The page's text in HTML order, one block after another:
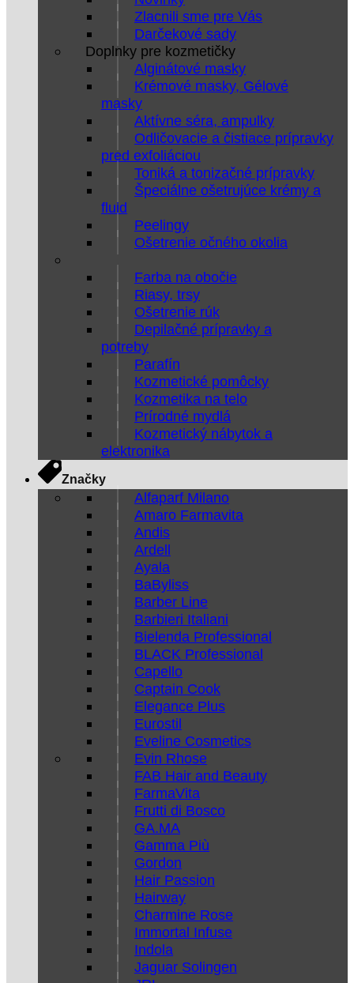
Zlacnili sme pre Vás
Darčekové sady
Doplnky pre kozmetičky
Alginátové masky
Krémové masky, Gélové
masky
Aktívne séra, ampulky
Odličovacie a čistiace prípravky
pred exfoliáciou
Toniká a tonizačné prípravky
Špeciálne ošetrujúce krémy a
fluid
Peelingy
Ošetrenie očného okolia
Farba na obočie
Riasy, trsy
Ošetrenie rúk
Depilačné prípravky a
potreby
Parafín
Kozmetické pomôcky
Kozmetika na telo
Prírodné mydlá
Kozmetický nábytok a
elektronika
Značky
Alfaparf Milano
Amaro Farmavita
Andis
Ardell
Ayala
BaByliss
Barber Line
Barbieri Italiani
Bielenda Professional
BLACK Professional
Capello
Captain Cook
Elegance Plus
Eurostil
Eveline Cosmetics
Evin Rhose
FAB Hair and Beauty
FarmaVita
Frutti di Bosco
GA.MA
Gamma Più
Gordon
Hair Passion
Hairway
Charmine Rose
Immortal Infuse
Indola
Jaguar Solingen